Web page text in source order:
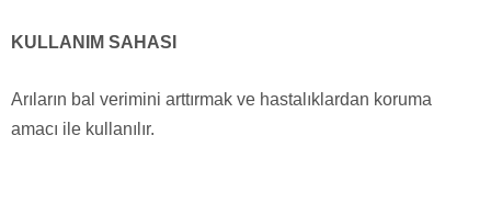
KULLANIM SAHASI
Arıların bal verimini arttırmak ve hastalıklardan koruma
amacı ile kullanılır.